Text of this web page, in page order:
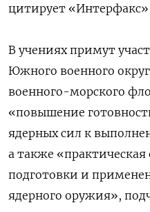
цитирует «Интерфакс»
В учениях примут
Южного военного
военного-морского
«повышение
ядерных сил к
а также «практическая
подготовки и
ядерного оружия»,